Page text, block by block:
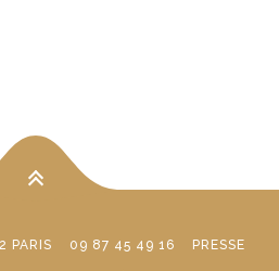
PARIS 09 87 45 49 16 PRESSE